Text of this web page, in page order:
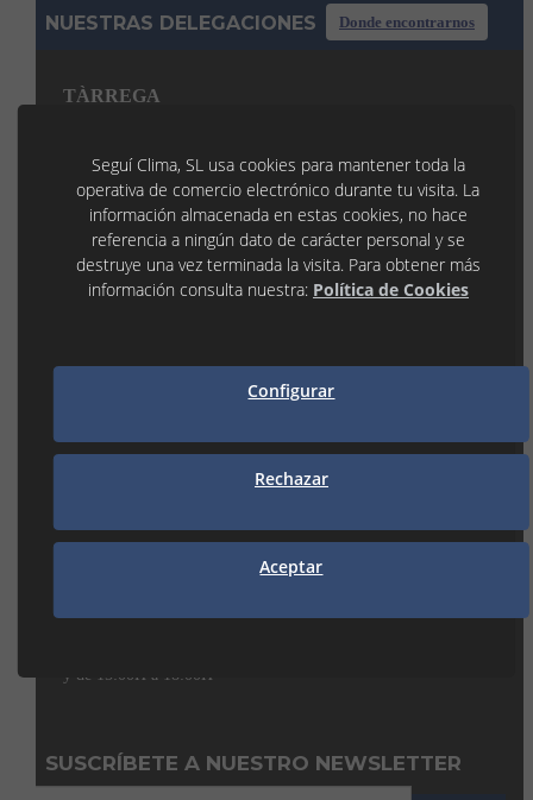
NUESTRAS DELEGACIONES Donde encontrarnos
TÀRREGA
25300 TÀRREGA (Lleida)
973 31 45 53
tarrega@seguiclima.com
De 07:30H a 19:00H
LLEIDA
P.I. Les Canals 1
De 07:30h a 18:30h
CAMBRILS
977 31 92 12
y de 15:00H a 18:00H
SUSCRÍBETE A NUESTRO NEWSLETTER
Seguí Clima, SL usa cookies para mantener toda la
operativa de comercio electrónico durante tu visita. La
información almacenada en estas cookies, no hace
referencia a ningún dato de carácter personal y se
destruye una vez terminada la visita. Para obtener más
información consulta nuestra: Política de Cookies
Configurar
Rechazar
Aceptar